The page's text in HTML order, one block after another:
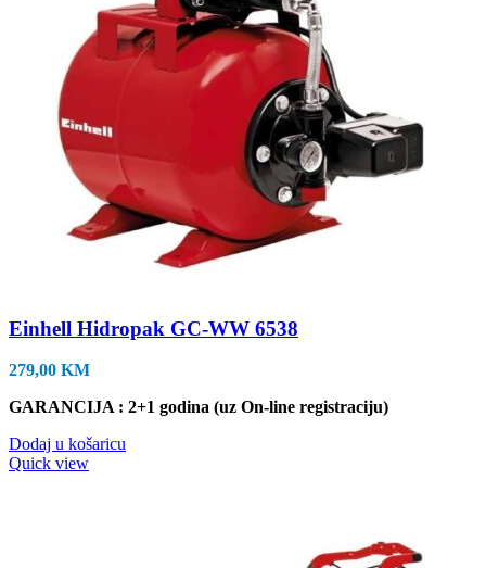
Einhell Hidropak GC-WW 6538
279,00 KM
GARANCIJA : 2+1 godina (uz On-line registraciju)
Dodaj u košaricu
Quick view